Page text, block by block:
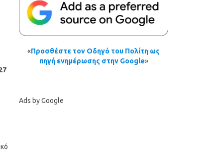
«Προσθέστε τον Οδηγό του Πολίτη ως
πηγή ενημέρωσης στην Google»
Ads by Google